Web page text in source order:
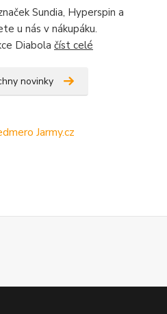
Sundia, Hyperspin a
u nás v nákupáku.
Diabola číst celé
novinky